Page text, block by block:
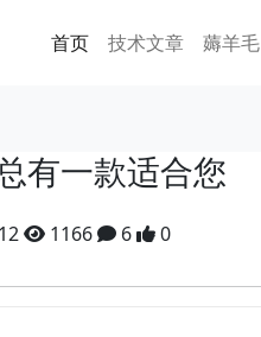
首页 技术文章 薅羊毛
有一款适合您
1166 6 0